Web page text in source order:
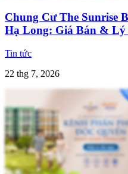
Chung Cư The Sunrise
Hạ Long: Giá Bán & Lý
Tin tức
22 thg 7, 2026